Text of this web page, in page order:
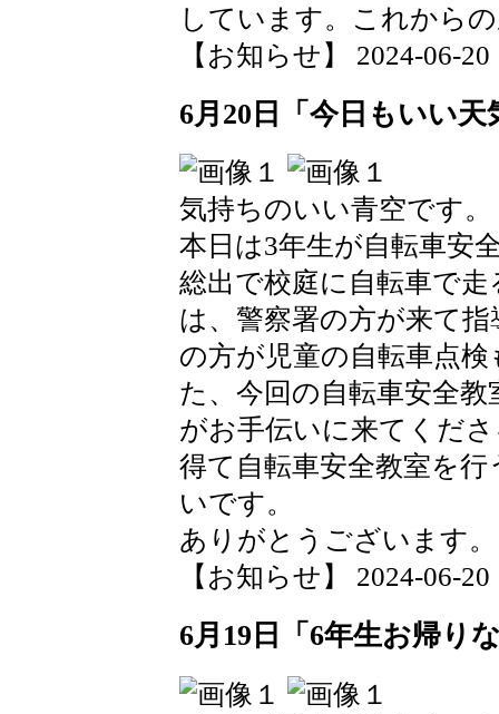
しています。これから
【お知らせ】 2024-06-20
6月20日「今日もいい
気持ちのいい青空です。
本日は3年生が自転車安
総出で校庭に自転車で
は、警察署の方が来て
の方が児童の自転車点
た、今回の自転車安全
がお手伝いに来てくだ
得て自転車安全教室を
いです。
ありがとうございます。
【お知らせ】 2024-06-20
6月19日「6年生お帰り